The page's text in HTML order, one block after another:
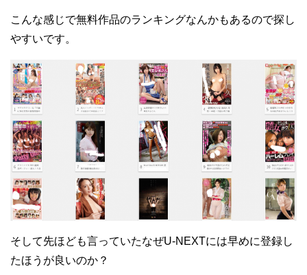
こんな感じで無料作品のランキングなんかもあるので探し
やすいです。
そして先ほども言っていたなぜU-NEXTには早めに登録し
たほうが良いのか？